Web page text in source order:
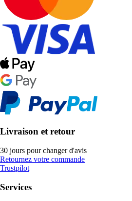
Livraison et retour
30 jours pour changer d'avis
Retournez votre commande
Trustpilot
Services